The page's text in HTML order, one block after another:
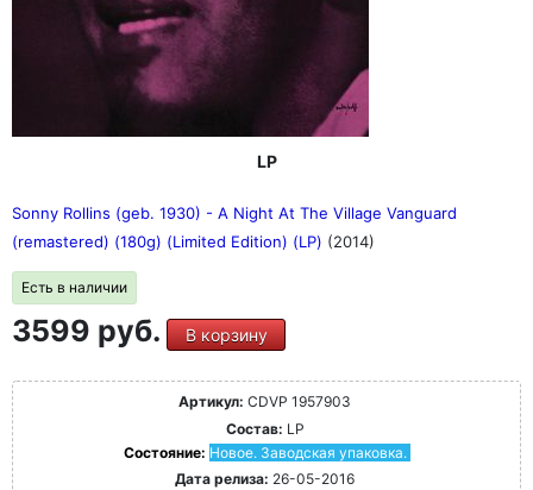
LP
Sonny Rollins (geb. 1930) - A Night At The Village Vanguard
(remastered) (180g) (Limited Edition) (LP) (2014)
Есть в наличии
3599 руб. В корзину
Артикул: CDVP 1957903
Состав: LP
Состояние: Новое. Заводская упаковка.
Дата релиза: 26-05-2016